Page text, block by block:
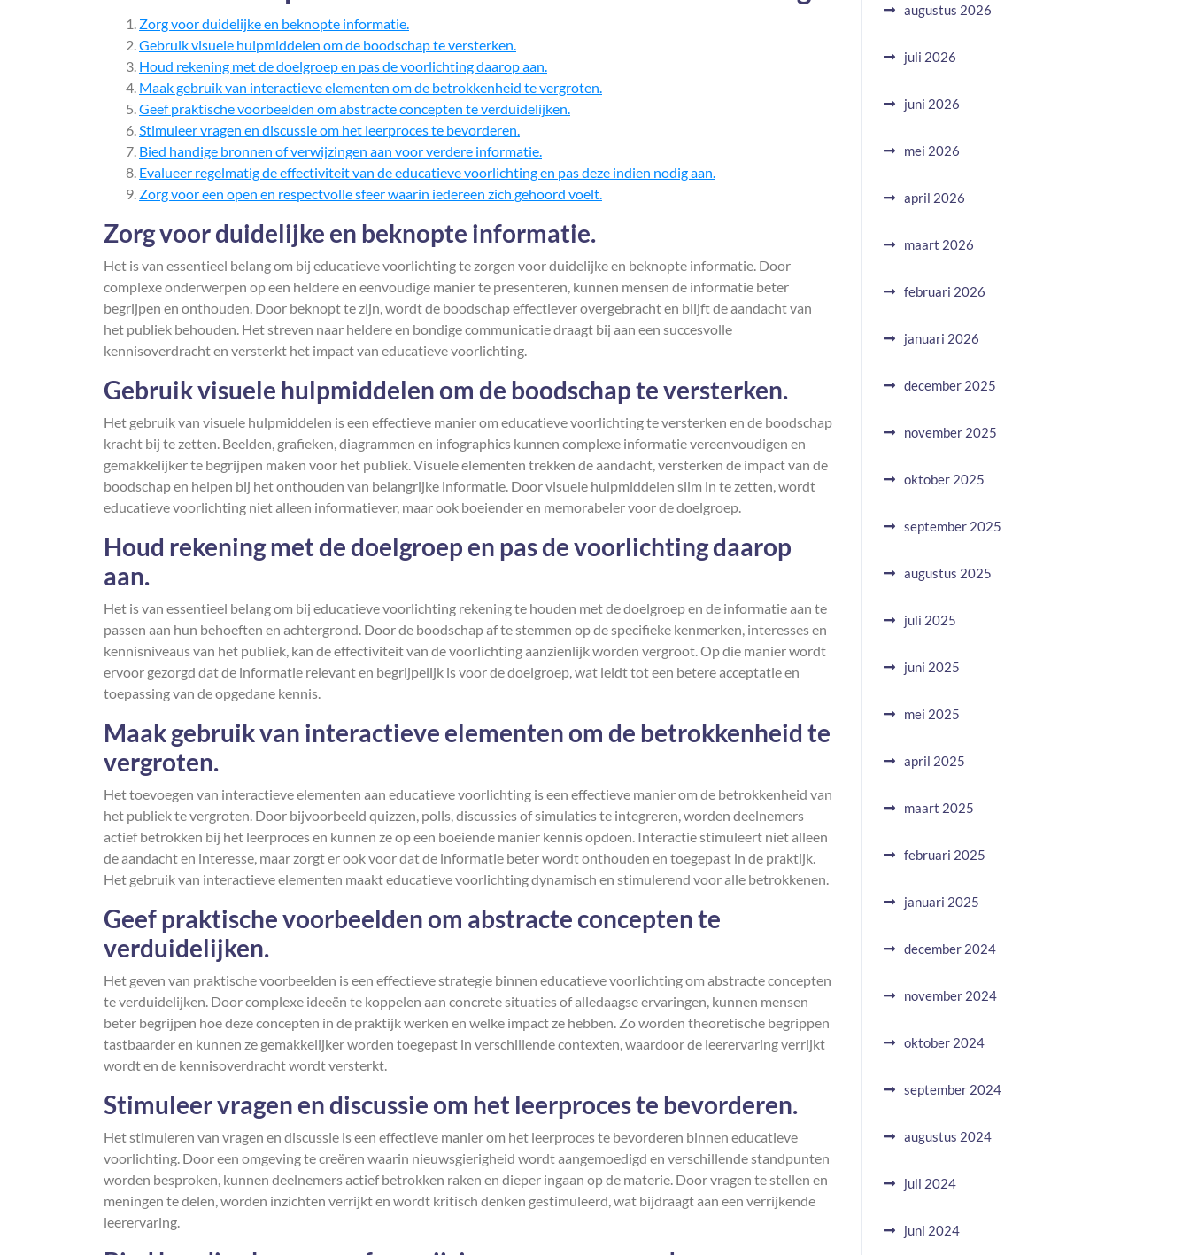
Zorg voor duidelijke en beknopte informatie.
Gebruik visuele hulpmiddelen om de boodschap te versterken.
Houd rekening met de doelgroep en pas de voorlichting daarop aan.
Maak gebruik van interactieve elementen om de betrokkenheid te vergroten.
Geef praktische voorbeelden om abstracte concepten te verduidelijken.
Stimuleer vragen en discussie om het leerproces te bevorderen.
Bied handige bronnen of verwijzingen aan voor verdere informatie.
Evalueer regelmatig de effectiviteit van de educatieve voorlichting en pas deze indien nodig aan.
Zorg voor een open en respectvolle sfeer waarin iedereen zich gehoord voelt.
Zorg voor duidelijke en beknopte informatie.
Het is van essentieel belang om bij educatieve voorlichting te zorgen voor duidelijke en beknopte informatie. Door
complexe onderwerpen op een heldere en eenvoudige manier te presenteren, kunnen mensen de informatie beter
begrijpen en onthouden. Door beknopt te zijn, wordt de boodschap effectiever overgebracht en blijft de aandacht van
het publiek behouden. Het streven naar heldere en bondige communicatie draagt bij aan een succesvolle
kennisoverdracht en versterkt het impact van educatieve voorlichting.
Gebruik visuele hulpmiddelen om de boodschap te versterken.
Het gebruik van visuele hulpmiddelen is een effectieve manier om educatieve voorlichting te versterken en de boodschap
kracht bij te zetten. Beelden, grafieken, diagrammen en infographics kunnen complexe informatie vereenvoudigen en
gemakkelijker te begrijpen maken voor het publiek. Visuele elementen trekken de aandacht, versterken de impact van de
boodschap en helpen bij het onthouden van belangrijke informatie. Door visuele hulpmiddelen slim in te zetten, wordt
educatieve voorlichting niet alleen informatiever, maar ook boeiender en memorabeler voor de doelgroep.
Houd rekening met de doelgroep en pas de voorlichting daarop
aan.
Het is van essentieel belang om bij educatieve voorlichting rekening te houden met de doelgroep en de informatie aan te
passen aan hun behoeften en achtergrond. Door de boodschap af te stemmen op de specifieke kenmerken, interesses en
kennisniveaus van het publiek, kan de effectiviteit van de voorlichting aanzienlijk worden vergroot. Op die manier wordt
ervoor gezorgd dat de informatie relevant en begrijpelijk is voor de doelgroep, wat leidt tot een betere acceptatie en
toepassing van de opgedane kennis.
Maak gebruik van interactieve elementen om de betrokkenheid te
vergroten.
Het toevoegen van interactieve elementen aan educatieve voorlichting is een effectieve manier om de betrokkenheid van
het publiek te vergroten. Door bijvoorbeeld quizzen, polls, discussies of simulaties te integreren, worden deelnemers
actief betrokken bij het leerproces en kunnen ze op een boeiende manier kennis opdoen. Interactie stimuleert niet alleen
de aandacht en interesse, maar zorgt er ook voor dat de informatie beter wordt onthouden en toegepast in de praktijk.
Het gebruik van interactieve elementen maakt educatieve voorlichting dynamisch en stimulerend voor alle betrokkenen.
Geef praktische voorbeelden om abstracte concepten te
verduidelijken.
Het geven van praktische voorbeelden is een effectieve strategie binnen educatieve voorlichting om abstracte concepten
te verduidelijken. Door complexe ideeën te koppelen aan concrete situaties of alledaagse ervaringen, kunnen mensen
beter begrijpen hoe deze concepten in de praktijk werken en welke impact ze hebben. Zo worden theoretische begrippen
tastbaarder en kunnen ze gemakkelijker worden toegepast in verschillende contexten, waardoor de leerervaring verrijkt
wordt en de kennisoverdracht wordt versterkt.
Stimuleer vragen en discussie om het leerproces te bevorderen.
Het stimuleren van vragen en discussie is een effectieve manier om het leerproces te bevorderen binnen educatieve
voorlichting. Door een omgeving te creëren waarin nieuwsgierigheid wordt aangemoedigd en verschillende standpunten
worden besproken, kunnen deelnemers actief betrokken raken en dieper ingaan op de materie. Door vragen te stellen en
meningen te delen, worden inzichten verrijkt en wordt kritisch denken gestimuleerd, wat bijdraagt aan een verrijkende
leerervaring.
augustus 2026
juli 2026
juni 2026
mei 2026
april 2026
maart 2026
februari 2026
januari 2026
december 2025
november 2025
oktober 2025
september 2025
augustus 2025
juli 2025
juni 2025
mei 2025
april 2025
maart 2025
februari 2025
januari 2025
december 2024
november 2024
oktober 2024
september 2024
augustus 2024
juli 2024
juni 2024